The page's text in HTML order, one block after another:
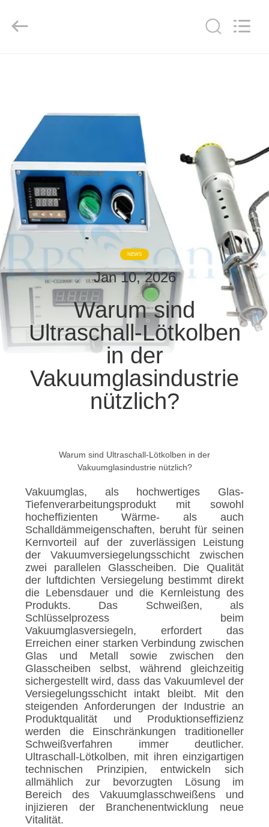
ÜBER
UNS
FABRIK-
AUSFLUG
QUALITÄTSKONTROLLE
TRETEN
SIE
MIT
UNS
VERBINDUNG
SITEMAP
DATENSCHUTZRICHTLINIE
Ltd..
NEWS
Jan 10, 2026
Warum sind
Ultraschall-Lötkolben
in der
Vakuumglasindustrie
nützlich?
Warum sind Ultraschall-Lötkolben in der
Vakuumglasindustrie nützlich?
Vakuumglas, als hochwertiges Glas-
Tiefenverarbeitungsprodukt mit sowohl
hocheffizienten Wärme- als auch
Schalldämmeigenschaften, beruht für seinen
Kernvorteil auf der zuverlässigen Leistung
der Vakuumversiegelungsschicht zwischen
zwei parallelen Glasscheiben. Die Qualität
der luftdichten Versiegelung bestimmt direkt
die Lebensdauer und die Kernleistung des
Produkts. Das Schweißen, als
Schlüsselprozess beim
Vakuumglasversiegeln, erfordert das
Erreichen einer starken Verbindung zwischen
Glas und Metall sowie zwischen den
Glasscheiben selbst, während gleichzeitig
sichergestellt wird, dass das Vakuumlevel der
Versiegelungsschicht intakt bleibt. Mit den
steigenden Anforderungen der Industrie an
Produktqualität und Produktionseffizienz
werden die Einschränkungen traditioneller
Schweißverfahren immer deutlicher.
Ultraschall-Lötkolben, mit ihren einzigartigen
technischen Prinzipien, entwickeln sich
allmählich zur bevorzugten Lösung im
Bereich des Vakuumglasschweißens und
injizieren der Branchenentwicklung neue
Vitalität.